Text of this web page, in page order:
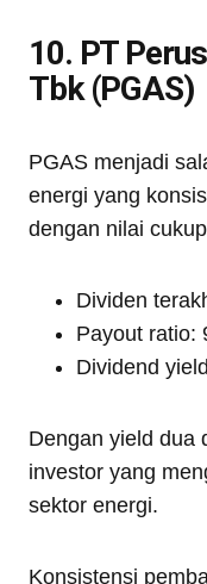
10. PT
Tbk (PGAS)
PGAS menjadi
energi yang
dengan nilai
Dividen
Payout ratio:
Dividend
Dengan yield dua
investor yang
sektor energi.
Konsistensi